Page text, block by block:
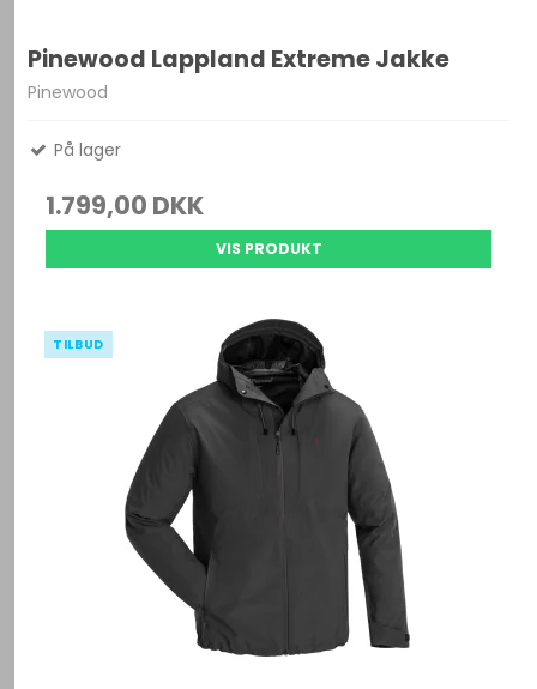
Pinewood Lappland Extreme Jakke
Pinewood
På lager
1.799,00 DKK
VIS PRODUKT
TILBUD